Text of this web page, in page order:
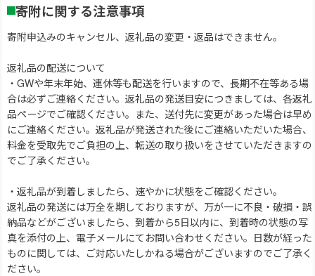
寄附に関する注意事項
寄附申込みのキャンセル、返礼品の変更・返品はできません。
返礼品の配送について
・GWや年末年始、連休等も配送を行いますので、長期不在等ある場
合は必ずご連絡ください。返礼品の発送目安につきましては、各返礼
品ページでご確認ください。また、送付先に変更があった場合は早め
にご連絡ください。返礼品が発送された後にご連絡いただいた場合、
料金を受取先でご負担の上、転送の取り扱いをさせていただきますの
でご了承ください。
・返礼品が到着しましたら、速やかに状態をご確認ください。
返礼品の発送には万全を期しておりますが、万が一に不良・破損・誤
納品などがございましたら、到着から5日以内に、到着時の状態の写
真を添付の上、電子メールにてお問い合わせください。日数が経った
ものに関しては、ご対応いたしかねる場合がございますのでご了承く
ださい。